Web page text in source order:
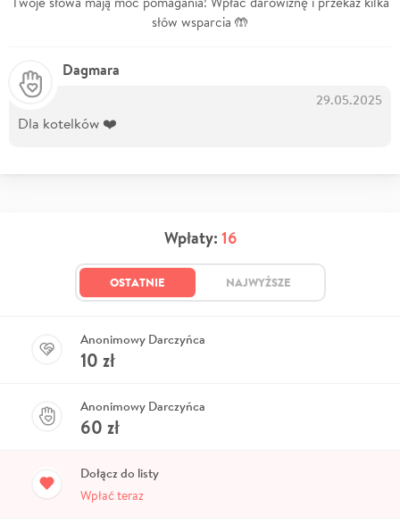
słów wsparcia 🤲
Dagmara
29.05.2025
Dla kotelków ❤️
Wpłaty: 16
OSTATNIE NAJWYŻSZE
Anonimowy Darczyńca
10 zł
Anonimowy Darczyńca
60 zł
Dołącz do listy
Wpłać teraz